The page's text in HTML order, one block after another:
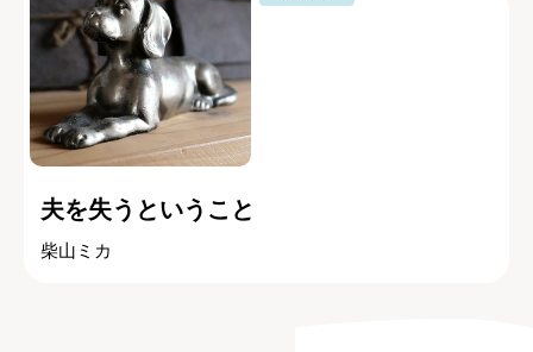
夫を失うということ
柴山ミカ